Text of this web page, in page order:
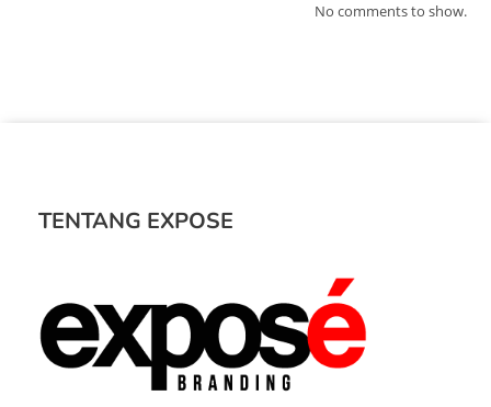
No comments to show.
TENTANG EXPOSE